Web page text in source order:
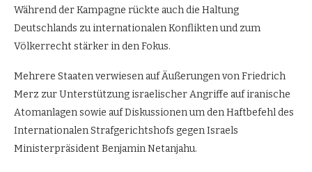
Während der Kampagne rückte auch die Haltung
Deutschlands zu internationalen Konflikten und zum
Völkerrecht stärker in den Fokus.
Mehrere Staaten verwiesen auf Äußerungen von Friedrich
Merz zur Unterstützung israelischer Angriffe auf iranische
Atomanlagen sowie auf Diskussionen um den Haftbefehl des
Internationalen Strafgerichtshofs gegen Israels
Ministerpräsident Benjamin Netanjahu.